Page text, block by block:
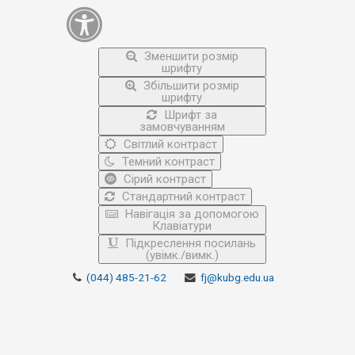
Зменшити розмір
шрифту
Збільшити розмір
шрифту
Шрифт за
замовчуванням
Світлий контраст
Темний контраст
Сірий контраст
Стандартний контраст
Навігація за допомогою
Клавіатури
Підкреслення посилань
(увімк./вимк.)
(044) 485-21-62 fj@kubg.edu.ua